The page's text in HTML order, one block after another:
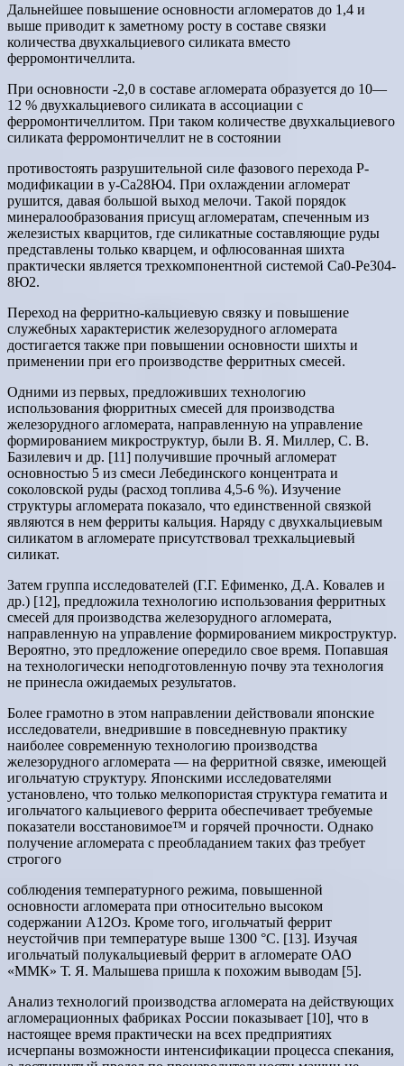
Дальнейшее повышение основности агломератов до 1,4 и
выше приводит к заметному росту в составе связки
количества двухкальциевого силиката вместо
ферромонтичеллита.
При основности -2,0 в составе агломерата образуется до 10—
12 % двухкальциевого силиката в ассоциации с
ферромонтичеллитом. При таком количестве двухкальциевого
силиката ферромонтичеллит не в состоянии
противостоять разрушительной силе фазового перехода Р-
модификации в у-Са28Ю4. При охлаждении агломерат
рушится, давая большой выход мелочи. Такой порядок
минералообразования присущ агломератам, спеченным из
железистых кварцитов, где силикатные составляющие руды
представлены только кварцем, и офлюсованная шихта
практически является трехкомпонентной системой Са0-Ре304-
8Ю2.
Переход на ферритно-кальциевую связку и повышение
служебных характеристик железорудного агломерата
достигается также при повышении основности шихты и
применении при его производстве ферритных смесей.
Одними из первых, предложивших технологию
использования фюрритных смесей для производства
железорудного агломерата, направленную на управление
формированием микроструктур, были В. Я. Миллер, С. В.
Базилевич и др. [11] получившие прочный агломерат
основностью 5 из смеси Лебединского концентрата и
соколовской руды (расход топлива 4,5-6 %). Изучение
структуры агломерата показало, что единственной связкой
являются в нем ферриты кальция. Наряду с двухкальциевым
силикатом в агломерате присутствовал трехкальциевый
силикат.
Затем группа исследователей (Г.Г. Ефименко, Д.А. Ковалев и
др.) [12], предложила технологию использования ферритных
смесей для производства железорудного агломерата,
направленную на управление формированием микроструктур.
Вероятно, это предложение опередило свое время. Попавшая
на технологически неподготовленную почву эта технология
не принесла ожидаемых результатов.
Более грамотно в этом направлении действовали японские
исследователи, внедрившие в повседневную практику
наиболее современную технологию производства
железорудного агломерата — на ферритной связке, имеющей
игольчатую структуру. Японскими исследователями
установлено, что только мелкопористая структура гематита и
игольчатого кальциевого феррита обеспечивает требуемые
показатели восстановимое™ и горячей прочности. Однако
получение агломерата с преобладанием таких фаз требует
строгого
соблюдения температурного режима, повышенной
основности агломерата при относительно высоком
содержании А12Оз. Кроме того, игольчатый феррит
неустойчив при температуре выше 1300 °С. [13]. Изучая
игольчатый полукальциевый феррит в агломерате ОАО
«ММК» Т. Я. Малышева пришла к похожим выводам [5].
Анализ технологий производства агломерата на действующих
агломерационных фабриках России показывает [10], что в
настоящее время практически на всех предприятиях
исчерпаны возможности интенсификации процесса спекания,